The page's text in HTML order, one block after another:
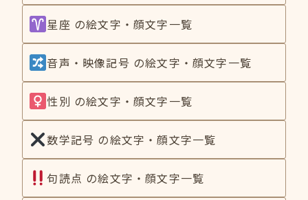
星座 の絵文字・顔文字一覧
音声・映像記号 の絵文字・顔文字一覧
性別 の絵文字・顔文字一覧
数学記号 の絵文字・顔文字一覧
句読点 の絵文字・顔文字一覧